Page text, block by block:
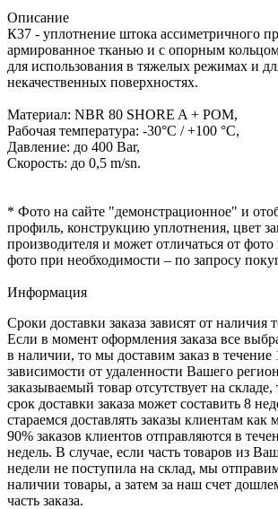
Описание
К37 - уплотнение штока ассиметричного
армированное тканью и c опорным
для использования в тяжелых режимах и
некачественных поверхностях.
Материал: NBR 80 SHORE A + POM,
Рабочая температура: -30°C / +100 °C,
Давление: до 400 Bar,
Скорость: до 0,5 m/sn.
* Фото на сайте "демонстрационное" и
профиль, конструкцию уплотнения, цвет
производителя и может отличаться от
фото при необходимости – по запросу
Информация
Сроки доставки заказа зависят от наличия
Если в момент оформления заказа все
в наличии, то мы доставим заказ в течение
зависимости от удаленности Вашего
заказываемый товар отсутствует на
срок доставки заказа может составить 8
стараемся доставлять заказы клиентам
90% заказов клиентов отправляются в
недель. В случае, если часть товаров из
недели не поступила на склад, мы
наличии товары, а затем за наш счет
часть заказа.